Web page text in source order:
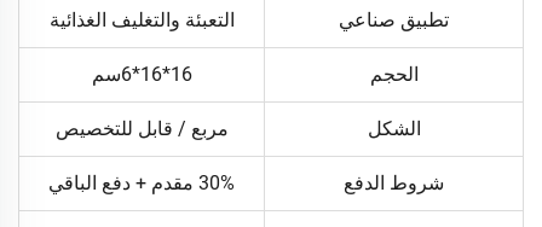
تطبيق صناعي التعبئة والتغليف الغذائية
الحجم 16*16*6سم
الشكل مربع / قابل للتخصيص
شروط الدفع 30% مقدم + دفع الباقي